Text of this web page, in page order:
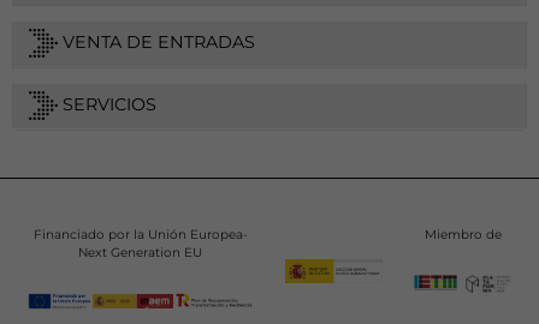
VENTA DE ENTRADAS
SERVICIOS
Financiado por la Unión Europea-
Next Generation EU
Miembro de